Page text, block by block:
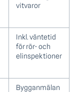
vitvaror
Inkl. väntetid
för rör- och
elinspektioner
Bygganmälan